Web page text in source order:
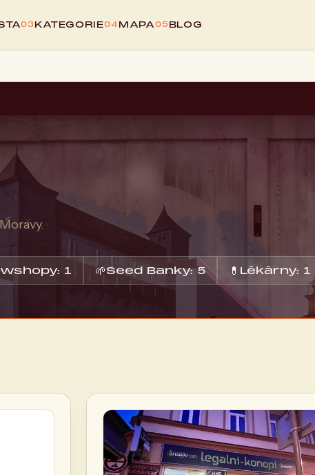
03 KATEGORIE04 MAPA05 BLOG
1 🌱Seed Banky: 5 💊 Lékárny: 1